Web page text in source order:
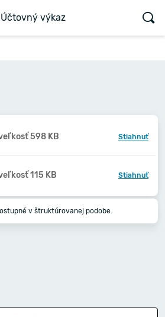
Účtovný výkaz
598 KB Stiahnuť
115 KB Stiahnuť
v štruktúrovanej podobe.